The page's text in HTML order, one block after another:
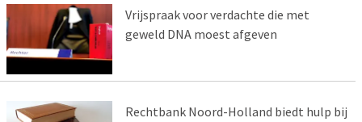
Vrijspraak voor verdachte die met
geweld DNA moest afgeven
Rechtbank Noord-Holland biedt hulp bij